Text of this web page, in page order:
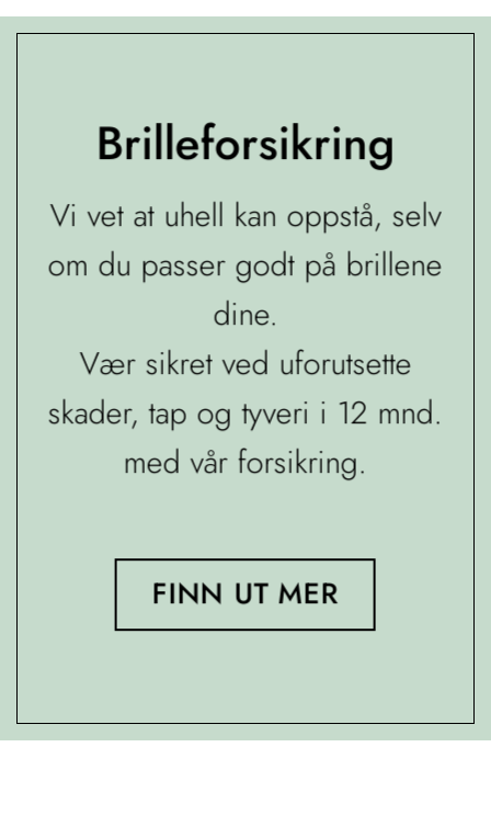
Brilleforsikring
Vi vet at uhell kan oppstå, selv
om du passer godt på brillene
dine.
Vær sikret ved uforutsette
skader, tap og tyveri i 12 mnd.
med vår forsikring.
FINN UT MER